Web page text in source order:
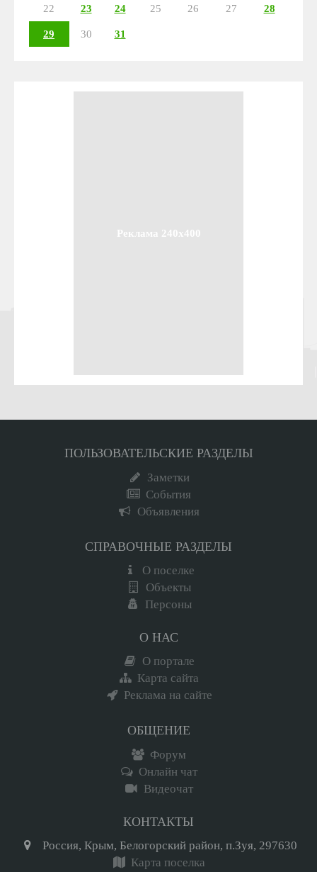
22 23 24 25 26 27 28
29 30 31
Реклама 240x400
ПОЛЬЗОВАТЕЛЬСКИЕ РАЗДЕЛЫ
Заметки
События
Объявления
СПРАВОЧНЫЕ РАЗДЕЛЫ
О поселке
Объекты
Персоны
О НАС
О портале
Карта сайта
Реклама на сайте
ОБЩЕНИЕ
Форум
Онлайн чат
Видеочат
КОНТАКТЫ
Россия, Крым, Белогорский район, п.Зуя, 297630
Карта поселка